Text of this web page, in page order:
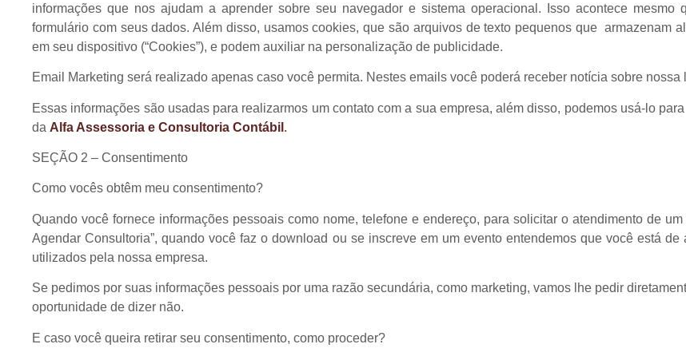
informações que nos ajudam a aprender sobre seu navegador e sistema operacional. Isso acontece
formulário com seus dados. Além disso, usamos cookies, que são arquivos de texto pequenos que armazenam
em seu dispositivo (“Cookies”), e podem auxiliar na personalização de publicidade.
Email Marketing será realizado apenas caso você permita. Nestes emails você poderá receber notícia sobre
Essas informações são usadas para realizarmos um contato com a sua empresa, além disso, podemos usá-lo
da Alfa Assessoria e Consultoria Contábil .
SEÇÃO 2 – Consentimento
Como vocês obtêm meu consentimento?
Quando você fornece informações pessoais como nome, telefone e endereço, para solicitar o atendimento de
Agendar Consultoria”, quando você faz o download ou se inscreve em um evento entendemos que você está
utilizados pela nossa empresa.
Se pedimos por suas informações pessoais por uma razão secundária, como marketing, vamos lhe pedir
oportunidade de dizer não.
E caso você queira retirar seu consentimento, como proceder?